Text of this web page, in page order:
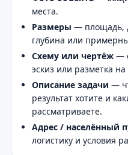
места.
Размеры — площадь,
глубина или
Схему или чертёж —
эскиз или разметка на
Описание задачи —
результат хотите и
рассматриваете.
Адрес / населённый
логистику и условия